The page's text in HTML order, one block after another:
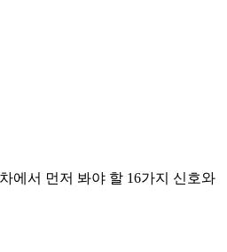
에서 먼저 봐야 할 16가지 신호와